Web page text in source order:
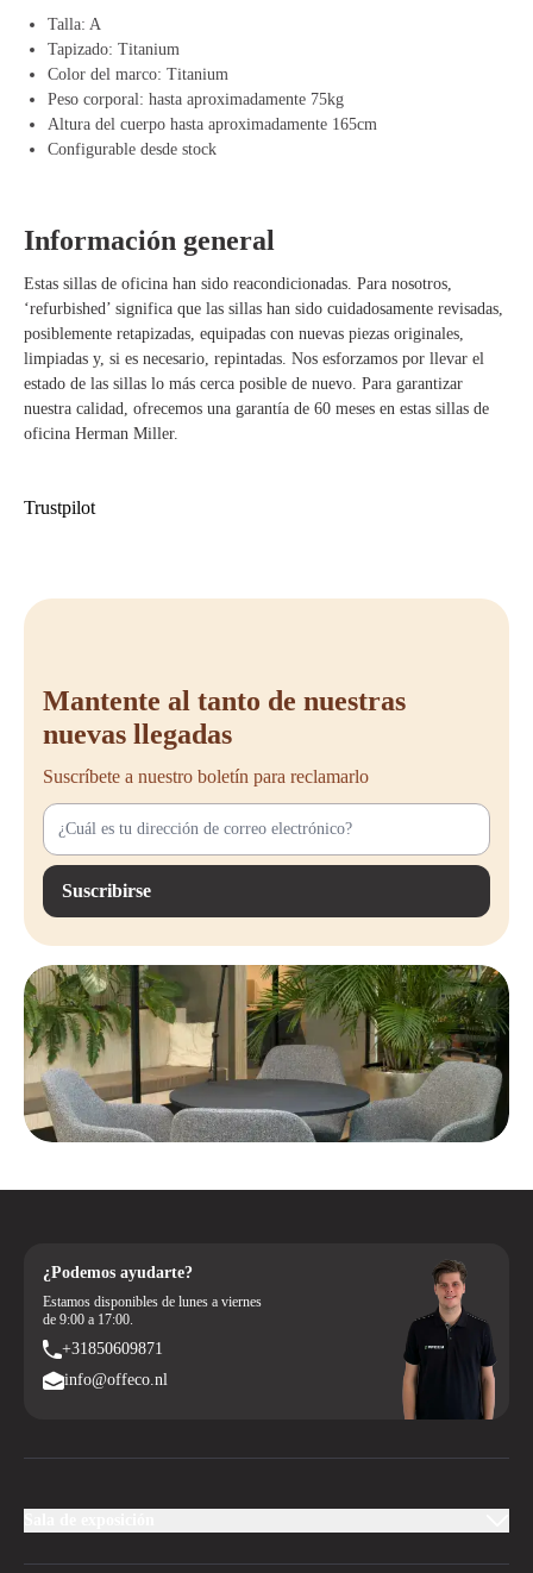
Ventajas de Herman Miller Aeron Titanium
Ajuste perfecto para usuarios de tamaño medio – Comodidad y
ergonomía en uno.
Malla Pellicle transpirable – Evita la acumulación de calor y favorece
la ventilación.
Mecanismo Kinemat – Apoya los movimientos naturales y una
uso prolongado.
Totalmente ajustable – Personaliza la silla con varias opciones, de
básico a full-option.
Diseño moderno y elegante – El acabado Titanium proporciona una
apariencia lujosa y profesional.
Talla: A
Tapizado: Titanium
Color del marco: Titanium
Peso corporal: hasta aproximadamente 75kg
Altura del cuerpo hasta aproximadamente 165cm
Configurable desde stock
Información general
Estas sillas de oficina han sido reacondicionadas. Para nosotros,
‘refurbished’ significa que las sillas han sido cuidadosamente revisadas,
posiblemente retapizadas, equipadas con nuevas piezas originales,
limpiadas y, si es necesario, repintadas. Nos esforzamos por llevar el
estado de las sillas lo más cerca posible de nuevo. Para garantizar
nuestra calidad, ofrecemos una garantía de 60 meses en estas sillas de
oficina Herman Miller.
Trustpilot
Mantente al tanto de nuestras
nuevas llegadas
Suscríbete a nuestro boletín para reclamarlo
Suscribirse
¿Podemos ayudarte?
Estamos disponibles de lunes a viernes
de 9:00 a 17:00.
+31850609871
info@offeco.nl